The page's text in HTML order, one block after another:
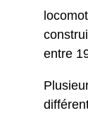
entre